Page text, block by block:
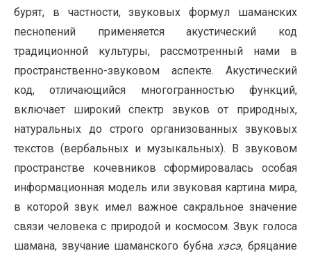
бурят, в частности, звуковых формул шаманских
песнопений применяется акустический код
традиционной культуры, рассмотренный нами в
пространственно-звуковом аспекте. Акустический
код, отличающийся многогранностью функций,
включает широкий спектр звуков от природных,
натуральных до строго организованных звуковых
текстов (вербальных и музыкальных). В звуковом
пространстве кочевников сформировалась особая
информационная модель или звуковая картина мира,
в которой звук имел важное сакральное значение
связи человека с природой и космосом. Звук голоса
шамана, звучание шаманского бубнахэсэ, бряцание